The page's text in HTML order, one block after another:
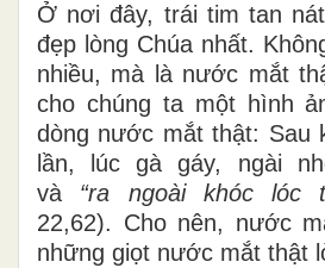
Ở nơi đây, trái tim tan
đẹp lòng Chúa nhất.
nhiều, mà là nước mắt
cho chúng ta một hình
dòng nước mắt thật: Sau
lần, lúc gà gáy, ngài
và “ra ngoài khóc lóc
22,62). Cho nên, nước
những giọt nước mắt thật